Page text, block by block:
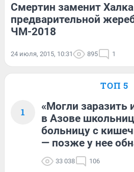
Смертин заменит
предварительной
ЧМ-2018
24 июля, 2015, 10:31 895 1
ТОП 5
1
«Могли заразить
в Азове
больницу с
— позже у нее
33 038 106